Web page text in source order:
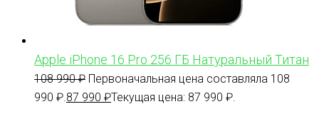
Apple iPhone 16 Pro 256 ГБ Натуральный Титан
108 990₽ Первоначальная цена составляла 108
990 ₽. 87 990 ₽Текущая цена: 87 990 ₽.